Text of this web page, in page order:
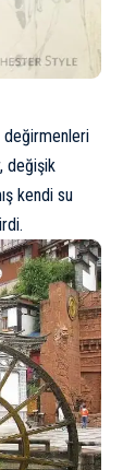
değirmenleri
değişik
kendi su